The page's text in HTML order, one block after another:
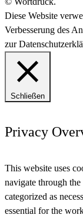
Diese Website
Verbesserung des
zur
Schließen
Privacy
This website uses
navigate through
categorized as
essential for the